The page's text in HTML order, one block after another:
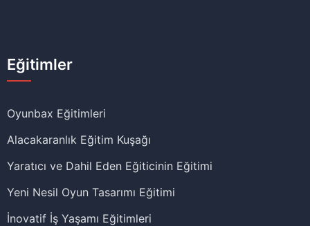
Eğitimler
Oyunbax Eğitimleri
Alacakaranlık Eğitim Kuşağı
Yaratıcı ve Dahil Eden Eğiticinin Eğitimi
Yeni Nesil Oyun Tasarımı Eğitimi
İnovatif İş Yaşamı Eğitimleri